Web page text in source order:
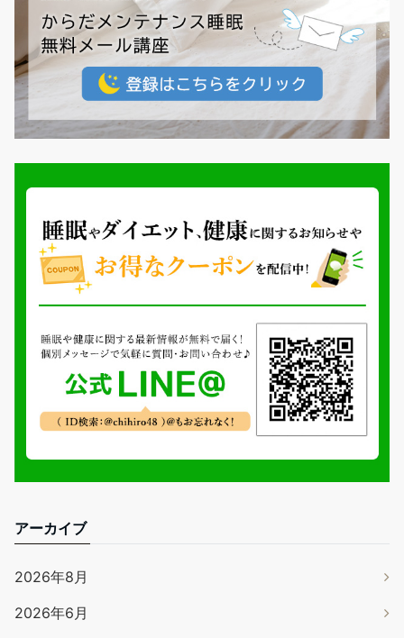
アーカイブ
2026年8月
2026年6月